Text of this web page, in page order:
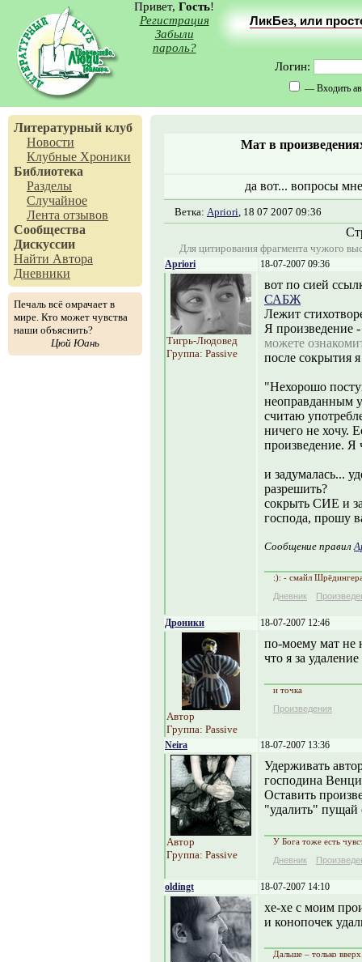
Привет, Гость!
Регистрация
Забыли
пароль?
ЛикБез, или
Логин:
— Входить
Литературный клуб
Новости
Клубные Хроники
Библиотека
Разделы
Случайное
Лента отзывов
Сообщества
Дискуссии
Найти Автора
Дневники
Печаль всё омрачает в
мире. Кто может чувства
наши объяснить?
Цюй Юань
Мат в
да вот... вопросы
Ветка: Apriori, 18 07 2007 09:36
Для цитирования фрагмента чужого
Apriori 18-07-2007 09:36
Тигрь-Людовед
Группа: Passive
вот по сией
САБЖ
Лежит
Я произведение
можете
после cокрытия
"Нехорошо
неоправданным
считаю
ничего не хочу.
произведение. Я
и задумалась...
разрешить?
сокрыть СИЕ и
господа, прошу
Сообщение правил
:): - смайл
Дневник
Дроники 18-07-2007 12:46
Автор
Группа: Passive
по-моему мат не
что я за
и точка
Произведения
Neira 18-07-2007 13:36
Автор
Группа: Passive
Удерживать
господина
Оставить
"удалить" пущай
У Бога тоже есть
Дневник
oldingt 18-07-2007 14:10
хе-хе с моим
и конопочек
Дальше – только